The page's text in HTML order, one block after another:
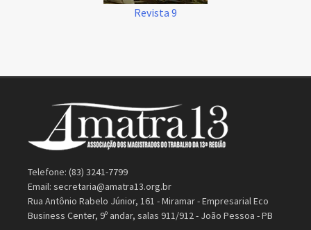
Revista 9
Telefone: (83) 3241-7799
Email: secretaria@amatra13.org.br
Rua Antônio Rabelo Júnior, 161 - Miramar - Empresarial Eco
Business Center, 9º andar, salas 911/912 - João Pessoa - PB